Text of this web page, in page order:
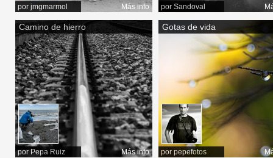
por jmgmarmol Más info por Sandoval
Camino de hierro
por Pepa Ruiz Más info
Gotas de vida
por pepefotos